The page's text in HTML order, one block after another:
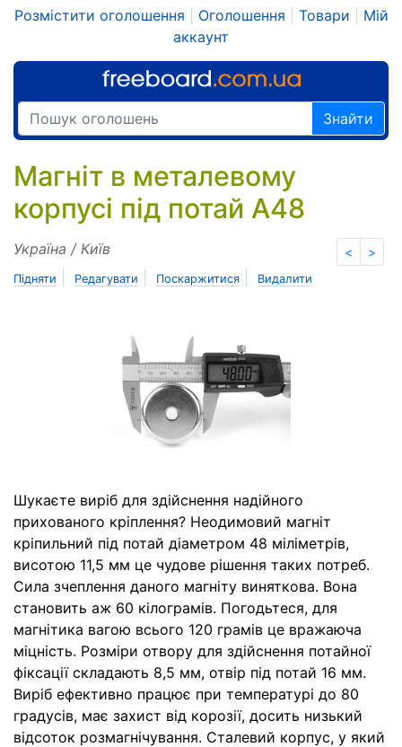
Розмістити оголошення Оголошення Товари
Мій
аккаунт
Знайти
Магніт в металевому
корпусі під потай A48
< >
Україна / Київ
Підняти Редагувати Поскаржитися Видалити
Шукаєте виріб для здійснення надійного
прихованого кріплення? Неодимовий магніт
кріпильний під потай діаметром 48 міліметрів,
висотою 11,5 мм це чудове рішення таких потреб.
Сила зчеплення даного магніту виняткова. Вона
становить аж 60 кілограмів. Погодьтеся, для
магнітика вагою всього 120 грамів це вражаюча
міцність. Розміри отвору для здійснення потайної
фіксації складають 8,5 мм, отвір під потай 16 мм.
Виріб ефективно працює при температурі до 80
градусів, має захист від корозії, досить низький
відсоток розмагнічування. Сталевий корпус, у який